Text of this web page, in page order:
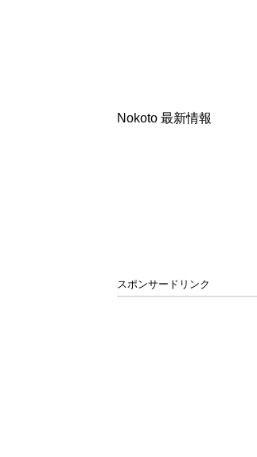
Nokoto 最新情報
スポンサードリンク